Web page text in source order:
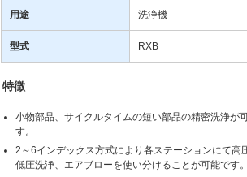
用途 洗浄機
型式 RXB
特徴
小物部品、サイクルタイムの短い部品の精密洗浄が
す。
2～6インデックス方式により各ステーションにて高
低圧洗浄、エアブローを使い分けることが可能です。